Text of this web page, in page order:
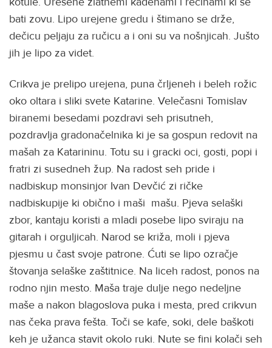
bati zovu. Lipo urejene gredu i štimano se drže,
dečicu peljaju za ručicu a i oni su va nošnjicah. Jušto
jih je lipo za videt.
Crikva je prelipo urejena, puna črljeneh i beleh rožic
oko oltara i sliki svete Katarine. Velečasni Tomislav
biranemi besedami pozdravi seh prisutneh,
pozdravlja gradonačelnika ki je sa gospun redovit na
mašah za Katarininu. Totu su i gracki oci, gosti, popi i
fratri zi susedneh žup. Na radost seh pride i
nadbiskup monsinjor Ivan Devčić zi ričke
nadbiskupije ki obično i maši mašu. Pjeva selaški
zbor, kantaju koristi a mladi posebe lipo sviraju na
gitarah i orguljicah. Narod se križa, moli i pjeva
pjesmu u čast svoje patrone. Ćuti se lipo ozračje
štovanja selaške zaštitnice. Na liceh radost, ponos na
rodno njin mesto. Maša traje dulje nego nedeljne
maše a nakon blagoslova puka i mesta, pred crikvun
nas čeka prava fešta. Toči se kafe, soki, dele baškoti
keh je užanca stavit okolo ruki. Nute se fini kolači seh